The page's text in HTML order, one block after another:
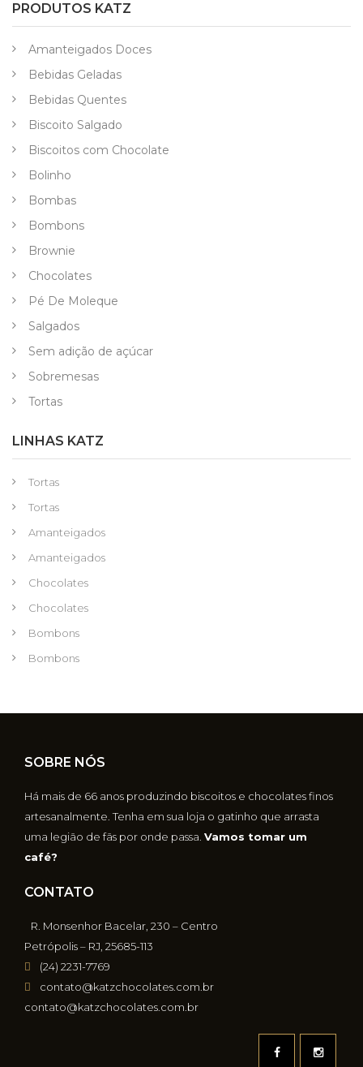
PRODUTOS KATZ
Amanteigados Doces
Bebidas Geladas
Bebidas Quentes
Biscoito Salgado
Biscoitos com Chocolate
Bolinho
Bombas
Bombons
Brownie
Chocolates
Pé De Moleque
Salgados
Sem adição de açúcar
Sobremesas
Tortas
LINHAS KATZ
Tortas
Tortas
Amanteigados
Amanteigados
Chocolates
Chocolates
Bombons
Bombons
SOBRE NÓS
Há mais de 66 anos produzindo biscoitos e chocolates finos
artesanalmente. Tenha em sua loja o gatinho que arrasta
uma legião de fãs por onde passa. Vamos tomar um
café?
CONTATO
R. Monsenhor Bacelar, 230 – Centro
Petrópolis – RJ, 25685-113
(24) 2231-7769
contato@katzchocolates.com.br
contato@katzchocolates.com.br